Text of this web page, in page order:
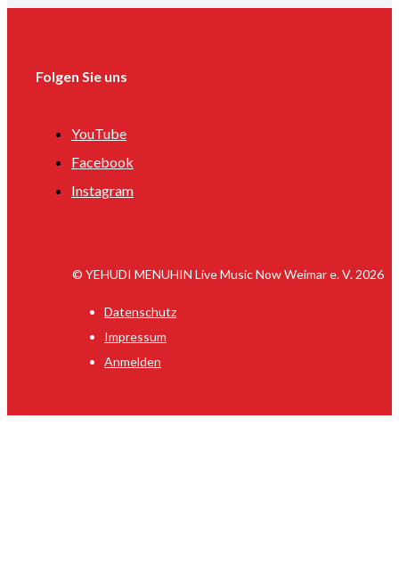
Folgen Sie uns
YouTube
Facebook
Instagram
© YEHUDI MENUHIN Live Music Now Weimar e. V. 2026
Datenschutz
Impressum
Anmelden